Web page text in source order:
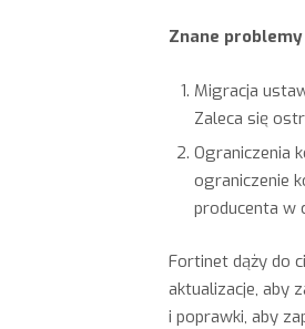
Znane problemy
Migracja
Zaleca się
Ograniczenia
ograniczenie
producenta w
Fortinet dąży do
aktualizacje, aby
i poprawki, aby